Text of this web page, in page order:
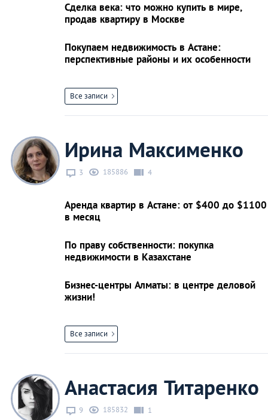
Сделка века: что можно купить в мире,
продав квартиру в Москве
Покупаем недвижимость в Астане:
перспективные районы и их особенности
Все записи
Ирина Максименко
3 185886 4
Аренда квартир в Астане: от $400 до $1100
в месяц
По праву собственности: покупка
недвижимости в Казахстане
Бизнес-центры Алматы: в центре деловой
жизни!
Все записи
Анастасия Титаренко
9 185832 1